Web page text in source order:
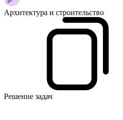
Архитектура и строительство
Решение задач